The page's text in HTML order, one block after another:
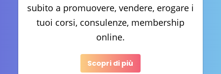
subito a promuovere, vendere, erogare i
tuoi corsi, consulenze, membership
online.
Scopri di più